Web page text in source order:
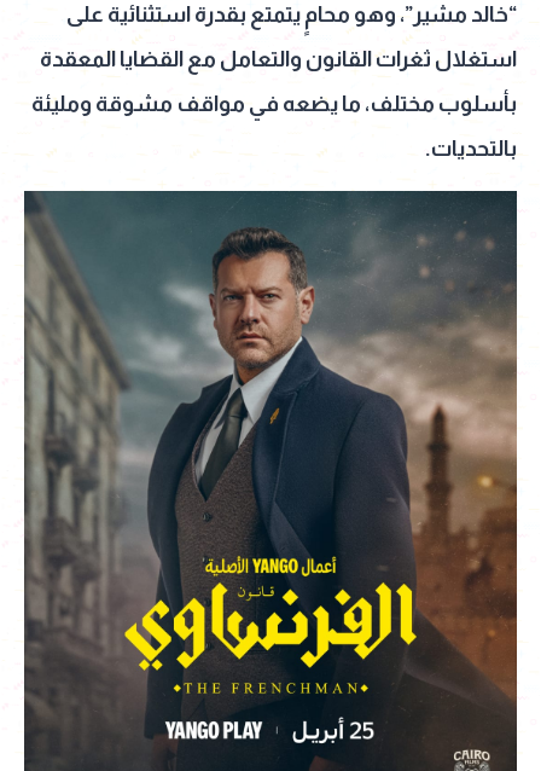
“خالد مشير”، وهو محامٍ يتمتع بقدرة استثنائية على
استغلال ثغرات القانون والتعامل مع القضايا المعقدة
بأسلوب مختلف، ما يضعه في مواقف مشوقة ومليئة
بالتحديات.